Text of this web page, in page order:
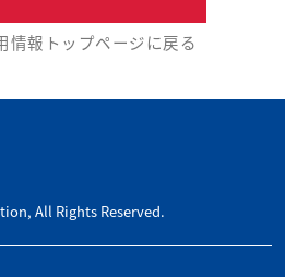
情報トップページに戻る
All Rights Reserved.